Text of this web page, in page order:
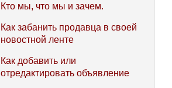
Кто мы, что мы и зачем.
Как забанить продавца в своей
новостной ленте
Как добавить или
отредактировать объявление